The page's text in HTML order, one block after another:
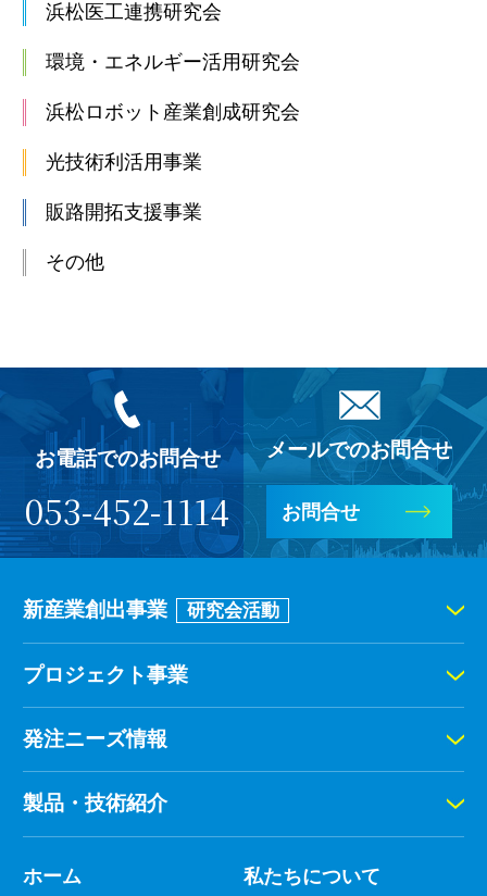
浜松医工連携研究会
環境・エネルギー活用研究会
浜松ロボット産業創成研究会
光技術利活用事業
販路開拓支援事業
その他
お電話でのお問合せ
053-452-1114
メールでのお問合せ
お問合せ
新産業創出事業 研究会活動
プロジェクト事業
発注ニーズ情報
製品・技術紹介
ホーム 私たちについて